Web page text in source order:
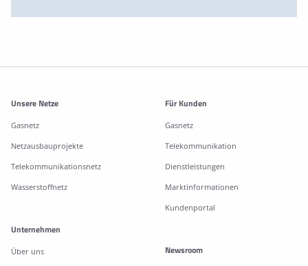
Weitere Informationen
Unsere Netze
Gasnetz
Netzausbauprojekte
Telekommunikationsnetz
Wasserstoffnetz
Für Kunden
Gasnetz
Telekommunikation
Dienstleistungen
Marktinformationen
Kundenportal
Unternehmen
Über uns
Newsroom